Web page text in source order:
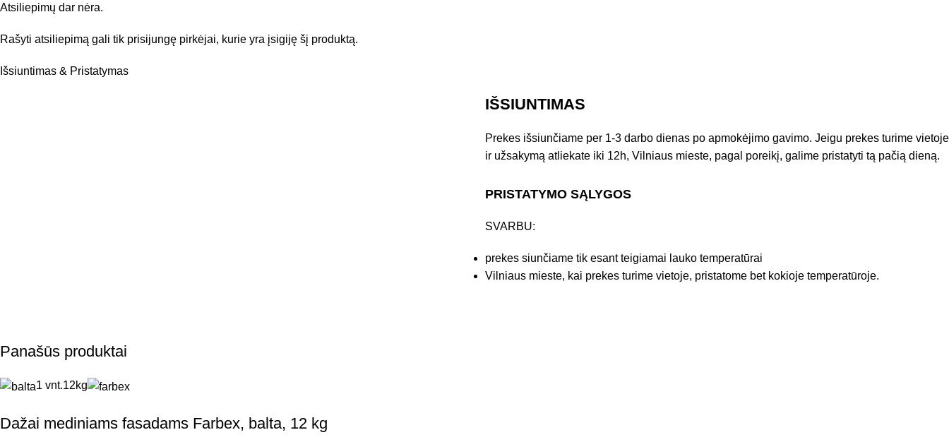
Atsiliepimų dar nėra.
Rašyti atsiliepimą gali tik prisijungę pirkėjai, kurie yra įsigiję šį produktą.
Išsiuntimas & Pristatymas
IŠSIUNTIMAS
Prekes išsiunčiame per 1-3 darbo dienas po apmokėjimo gavimo. Jeigu prekes turime vietoje
ir užsakymą atliekate iki 12h, Vilniaus mieste, pagal poreikį, galime pristatyti tą pačią dieną.
PRISTATYMO SĄLYGOS
SVARBU:
prekes siunčiame tik esant teigiamai lauko temperatūrai
Vilniaus mieste, kai prekes turime vietoje, pristatome bet kokioje temperatūroje.
Panašūs produktai
1 vnt.12kg
Dažai mediniams fasadams Farbex, balta, 12 kg